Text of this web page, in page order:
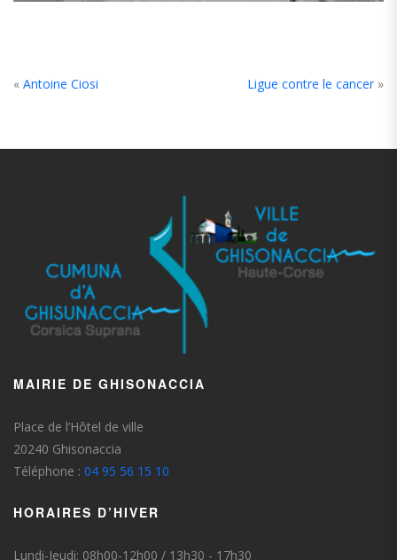
« Antoine Ciosi Ligue contre le cancer »
MAIRIE DE GHISONACCIA
Place de l’Hôtel de ville
20240 Ghisonaccia
Téléphone : 04 95 56 15 10
HORAIRES D’HIVER
Lundi-Jeudi: 08h00-12h00 / 13h30 - 17h30